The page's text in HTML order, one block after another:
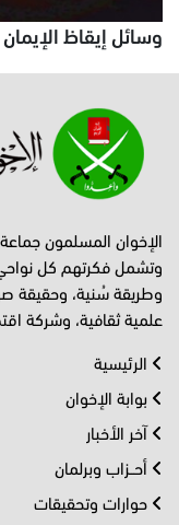
وسائل إيقاظ الإيمان
الإخوان المسلمون
وتشمل فكرتهم كل
وطريقة سُنية، وحقيقة
علمية ثقافية، وشركة
الرئيسية
بوابة الإخوان
آخر الأخبار
أحــزاب وبرلمان
حوارات وتحقيقات